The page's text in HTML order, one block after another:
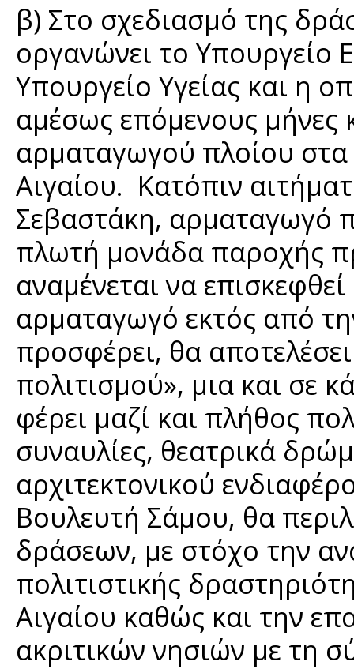
β) Στο σχεδιασμό της
οργανώνει το Υπουργείο
Υπουργείο Υγείας και η
αμέσως επόμενους μήνες
αρματαγωγού πλοίου στα
Αιγαίου. Κατόπιν
Σεβαστάκη, αρματαγωγό
πλωτή μονάδα παροχής
αναμένεται να
αρματαγωγό εκτός από
προσφέρει, θα
πολιτισμού», μια και σε
φέρει μαζί και πλήθος
συναυλίες, θεατρικά
αρχιτεκτονικού
Βουλευτή Σάμου, θα
δράσεων, με στόχο την
πολιτιστικής
Αιγαίου καθώς και την
ακριτικών νησιών με τη